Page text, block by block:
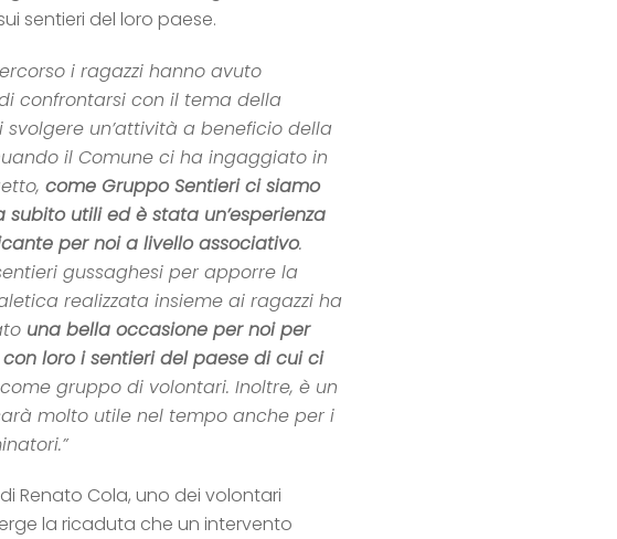
sentieri del loro paese.
i ragazzi hanno avuto
confrontarsi con il tema della
svolgere un’attività a beneficio della
il Comune ci ha ingaggiato in
come Gruppo Sentieri ci siamo
subito utili ed è stata un’esperienza
per noi a livello associativo.
gussaghesi per apporre la
realizzata insieme ai ragazzi ha
una bella occasione per noi per
loro i sentieri del paese di cui ci
gruppo di volontari. Inoltre, è un
molto utile nel tempo anche per i
Renato Cola, uno dei volontari
la ricaduta che un intervento